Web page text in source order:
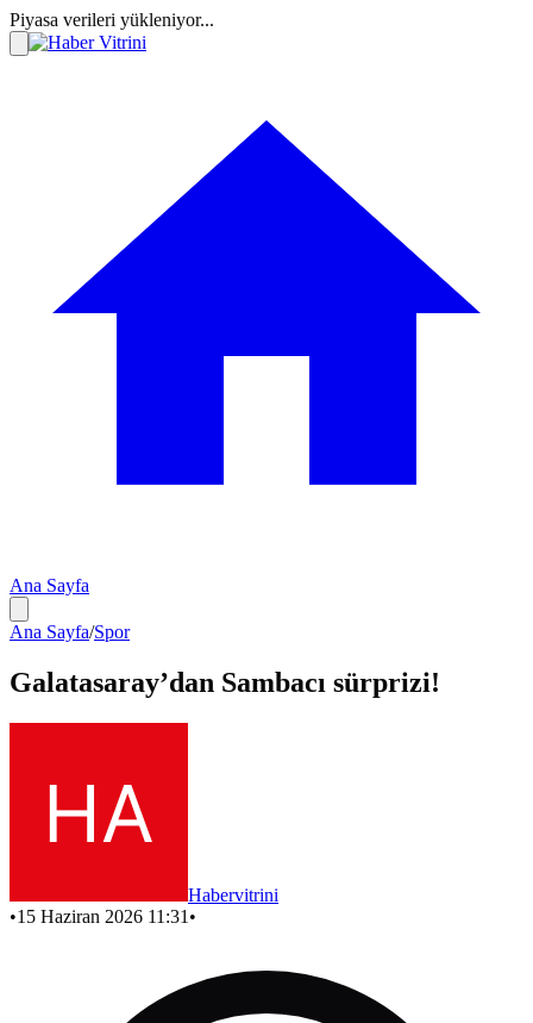
Piyasa verileri yükleniyor...
Ana Sayfa
Ana Sayfa/Spor
Galatasaray’dan Sambacı sürprizi!
Habervitrini
•15 Haziran 2026 11:31 •